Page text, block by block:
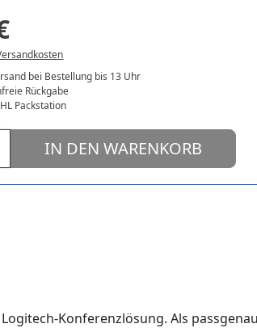
bei Bestellung bis 13 Uhr
Rückgabe
Packstation
IN DEN WARENKORB
Als